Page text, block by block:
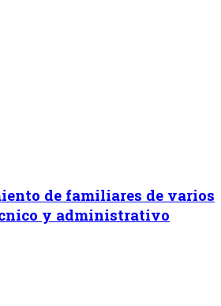
de familiares de varios
y administrativo